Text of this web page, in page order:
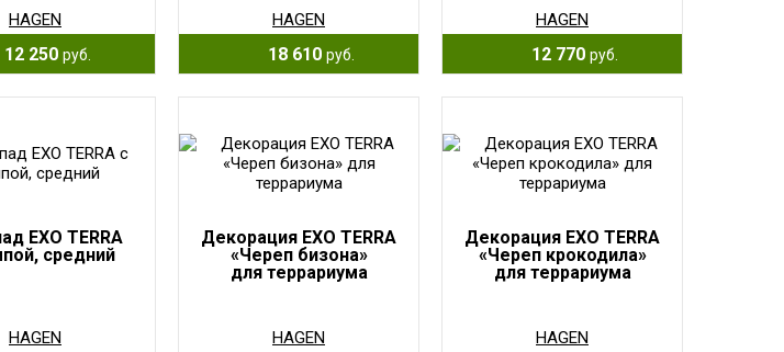
HAGEN
12 250 руб.
HAGEN
18 610 руб.
HAGEN
12 770 руб.
EXO TERRA
средний
HAGEN
Декорация EXO TERRA
«Череп бизона»
для террариума
HAGEN
Декорация EXO TERRA
«Череп крокодила»
для террариума
HAGEN